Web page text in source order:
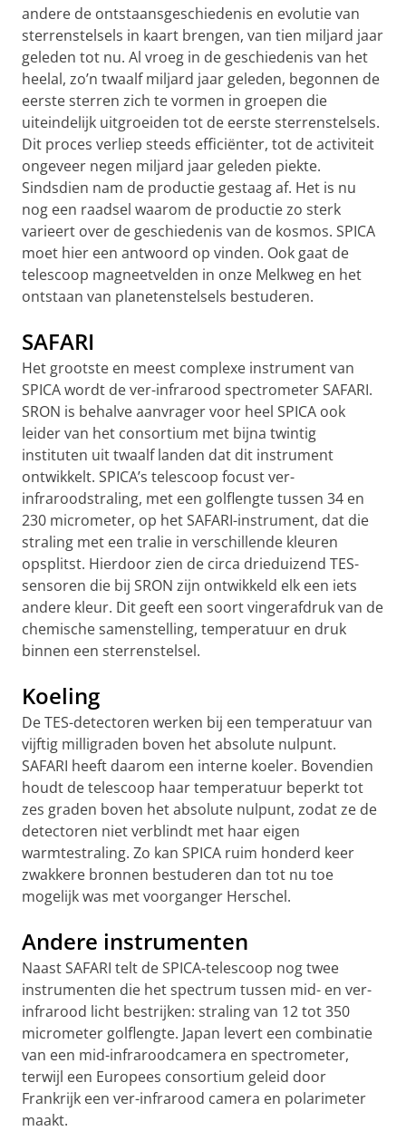
andere de ontstaansgeschiedenis en evolutie van
sterrenstelsels in kaart brengen, van tien miljard jaar
geleden tot nu. Al vroeg in de geschiedenis van het
heelal, zo’n twaalf miljard jaar geleden, begonnen de
eerste sterren zich te vormen in groepen die
uiteindelijk uitgroeiden tot de eerste sterrenstelsels.
Dit proces verliep steeds efficiënter, tot de activiteit
ongeveer negen miljard jaar geleden piekte.
Sindsdien nam de productie gestaag af. Het is nu
nog een raadsel waarom de productie zo sterk
varieert over de geschiedenis van de kosmos. SPICA
moet hier een antwoord op vinden. Ook gaat de
telescoop magneetvelden in onze Melkweg en het
ontstaan van planetenstelsels bestuderen.
SAFARI
Het grootste en meest complexe instrument van
SPICA wordt de ver-infrarood spectrometer SAFARI.
SRON is behalve aanvrager voor heel SPICA ook
leider van het consortium met bijna twintig
instituten uit twaalf landen dat dit instrument
ontwikkelt. SPICA’s telescoop focust ver-
infraroodstraling, met een golflengte tussen 34 en
230 micrometer, op het SAFARI-instrument, dat die
straling met een tralie in verschillende kleuren
opsplitst. Hierdoor zien de circa drieduizend TES-
sensoren die bij SRON zijn ontwikkeld elk een iets
andere kleur. Dit geeft een soort vingerafdruk van de
chemische samenstelling, temperatuur en druk
binnen een sterrenstelsel.
Koeling
De TES-detectoren werken bij een temperatuur van
vijftig milligraden boven het absolute nulpunt.
SAFARI heeft daarom een interne koeler. Bovendien
houdt de telescoop haar temperatuur beperkt tot
zes graden boven het absolute nulpunt, zodat ze de
detectoren niet verblindt met haar eigen
warmtestraling. Zo kan SPICA ruim honderd keer
zwakkere bronnen bestuderen dan tot nu toe
mogelijk was met voorganger Herschel.
Andere instrumenten
Naast SAFARI telt de SPICA-telescoop nog twee
instrumenten die het spectrum tussen mid- en ver-
infrarood licht bestrijken: straling van 12 tot 350
micrometer golflengte. Japan levert een combinatie
van een mid-infraroodcamera en spectrometer,
terwijl een Europees consortium geleid door
Frankrijk een ver-infrarood camera en polarimeter
maakt.